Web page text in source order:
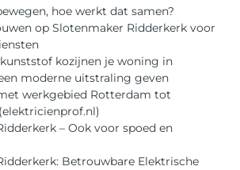
hoe werkt dat samen?
op Slotenmaker Ridderkerk voor
kozijnen je woning in
moderne uitstraling geven
werkgebied Rotterdam tot
– Ook voor spoed en
Betrouwbare Elektrische